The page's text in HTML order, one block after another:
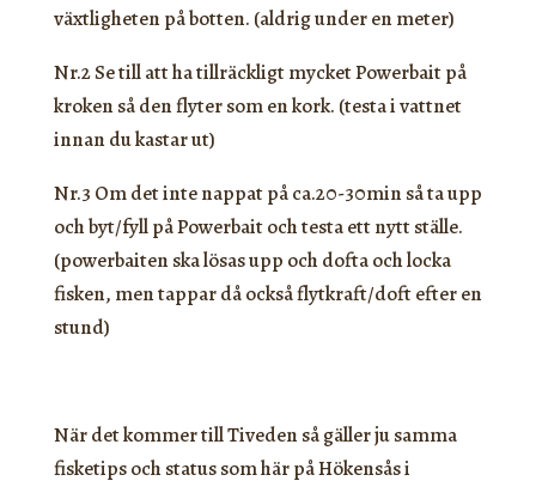
växtligheten på botten. (aldrig under en meter)
Nr.2 Se till att ha tillräckligt mycket Powerbait på
kroken så den flyter som en kork. (testa i vattnet
innan du kastar ut)
Nr.3 Om det inte nappat på ca.20-30min så ta upp
och byt/fyll på Powerbait och testa ett nytt ställe.
(powerbaiten ska lösas upp och dofta och locka
fisken, men tappar då också flytkraft/doft efter en
stund)
När det kommer till Tiveden så gäller ju samma
fisketips och status som här på Hökensås i